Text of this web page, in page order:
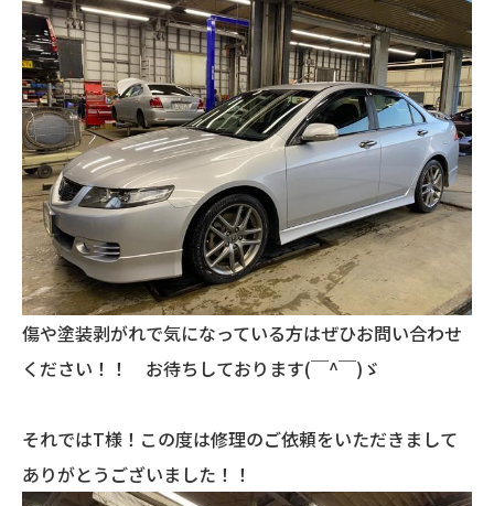
傷や塗装剥がれで気になっている方はぜひお問い合わせ
ください！！ お待ちしております(￣^￣)ゞ
それではT様！この度は修理のご依頼をいただきまして
ありがとうございました！！